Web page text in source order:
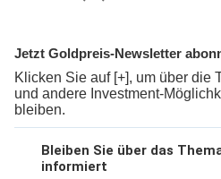
Jetzt Goldpreis-Newsletter
Klicken Sie auf [+], um über die
und andere Investment-
bleiben.
Bleiben Sie über das
informiert